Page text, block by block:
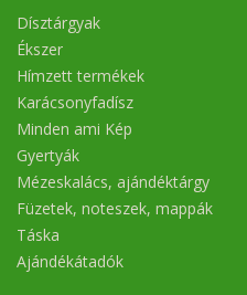
Dísztárgyak
Ékszer
Hímzett termékek
Karácsonyfadísz
Minden ami Kép
Gyertyák
Mézeskalács, ajándéktárgy
Füzetek, noteszek, mappák
Táska
Ajándékátadók